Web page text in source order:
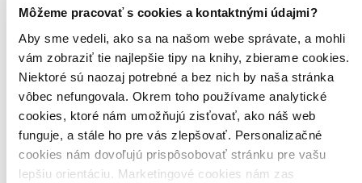
Môžeme pracovať s cookies a kontaktnými údajmi?
Aby sme vedeli, ako sa na našom webe správate, a mohli
vám zobraziť tie najlepšie tipy na knihy, zbierame cookies.
Niektoré sú naozaj potrebné a bez nich by naša stránka
vôbec nefungovala. Okrem toho používame analytické
cookies, ktoré nám umožňujú zisťovať, ako náš web
funguje, a stále ho pre vás zlepšovať. Personalizačné
cookies nám dovoľujú prispôsobovať stránku pre vašu
lepšiu orientáciu. Marketingové cookies nám zas
Zoradiť
Bestsellery
Top hodnotené
Novinky
Najdrahšie
Najlacnejšie
Najvyššia zľava